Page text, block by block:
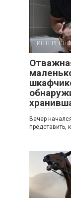
Вечер
представить,